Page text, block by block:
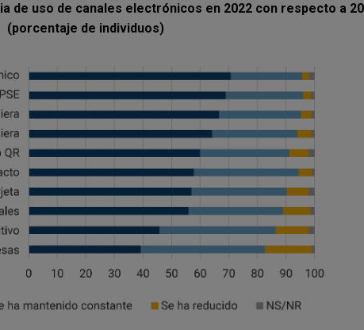
de uso de canales electrónicos en 2022 con respecto a
(porcentaje de individuos)